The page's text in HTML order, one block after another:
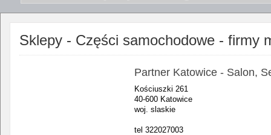
Sklepy - Części samochodowe - firmy
Partner Katowice - Salon,
Kościuszki 261
40-600 Katowice
woj. slaskie
tel 322027003